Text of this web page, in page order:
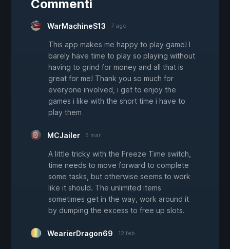
Commenti
WarMachineS13 7 ago
This app makes me happy to play game! I
barely have time to play so playing without
having to grind for money and all that is
great for me! Thank you so much for
everyone involved, i get to enjoy the
games i like with the short time i have to
play them
MCJailer 5 mar
A little tricky with the Freeze Time switch,
time needs to move forward to complete
some tasks, but otherwise seems to work
like it should. The unlimited items
sometimes get in the way, work around it
by dumping the excess to free up slots.
WearierDragon69 12 feb